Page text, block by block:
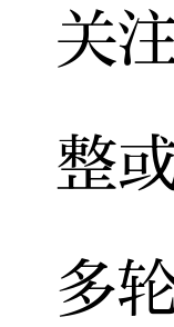
关
整
多